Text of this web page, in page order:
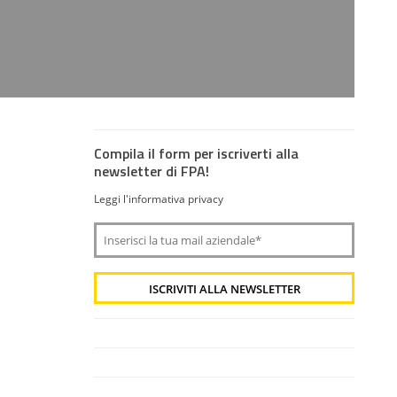
Compila il form per iscriverti alla
newsletter di FPA!
Leggi l'informativa privacy